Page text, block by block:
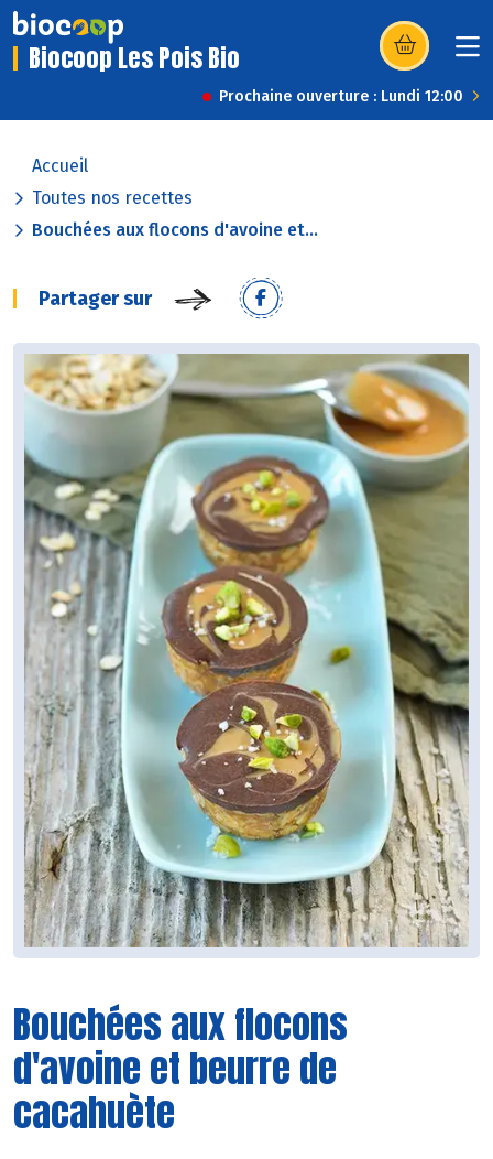
Biocoop Les Pois Bio (s’ouvre dans
Prochaine ouverture : Lundi 12:00
Accueil
Toutes nos recettes
Bouchées aux flocons d'avoine et...
Partager sur
Bouchées aux flocons
d'avoine et beurre de
cacahuète